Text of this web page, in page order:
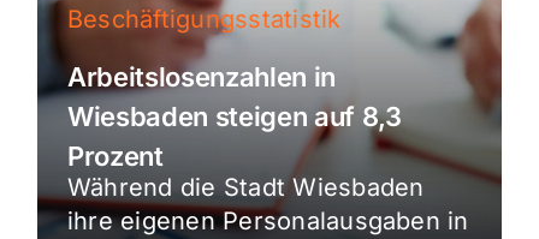
Beschäftigungsstatistik
Arbeitslosenzahlen in
Wiesbaden steigen auf 8,3
Prozent
Während die Stadt Wiesbaden
ihre eigenen Personalausgaben in